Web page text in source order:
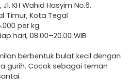
KH Wahid Hasyim No.6,
Timur, Kota Tegal
per kg
hari, 08.00–20.00 WIB
berbentuk bulat kecil dengan
gurih. Cocok sebagai teman